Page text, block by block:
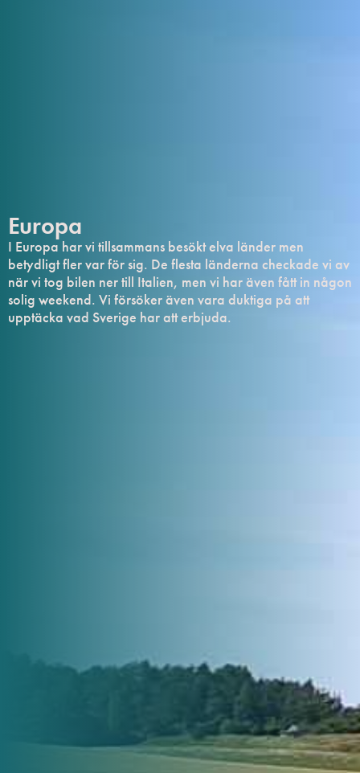
Europa
I Europa har vi tillsammans besökt elva länder men
betydligt fler var för sig. De flesta länderna checkade vi av
när vi tog bilen ner till Italien, men vi har även fått in någon
solig weekend. Vi försöker även vara duktiga på att
upptäcka vad Sverige har att erbjuda.